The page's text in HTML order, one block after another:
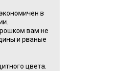
в
вам не
и рваные
цвета.